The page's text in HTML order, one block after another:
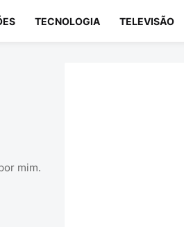
TECNOLOGIA TELEVISÃO
mim.